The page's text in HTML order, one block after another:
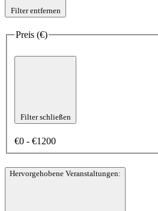
Filter entfernen
Preis (€)
Filter schließen
€0 - €1200
Hervorgehobene Veranstaltungen: